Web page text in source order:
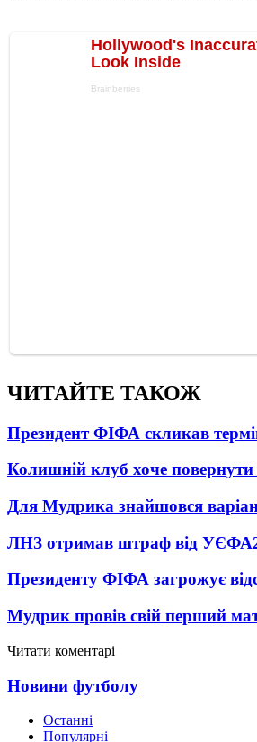
ЧИТАЙТЕ ТАКОЖ
Президент ФІФА скликав
Колишній клуб хоче
Для Мудрика знайшовся
ЛНЗ отримав штраф від УЄФА
Президенту ФІФА загрожує
Мудрик провів свій перший
Читати коментарі
Новини футболу
Останні
Популярні